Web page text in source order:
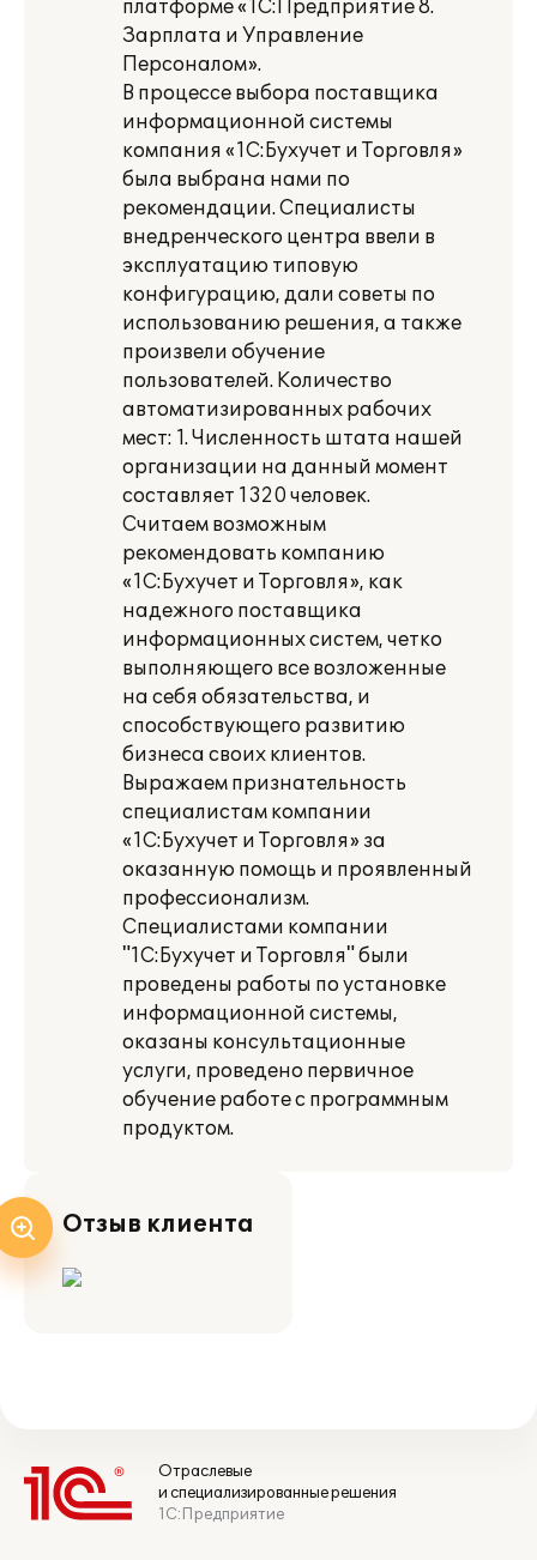
платформе «1С:Предприятие 8.
Зарплата и Управление
Персоналом».
В процессе выбора поставщика
информационной системы
компания «1С:Бухучет и Торговля»
была выбрана нами по
рекомендации. Специалисты
внедренческого центра ввели в
эксплуатацию типовую
конфигурацию, дали советы по
использованию решения, а также
произвели обучение
пользователей. Количество
автоматизированных рабочих
мест: 1. Численность штата нашей
организации на данный момент
составляет 1320 человек.
Считаем возможным
рекомендовать компанию
«1С:Бухучет и Торговля», как
надежного поставщика
информационных систем, четко
выполняющего все возложенные
на себя обязательства, и
способствующего развитию
бизнеса своих клиентов.
Выражаем признательность
специалистам компании
«1С:Бухучет и Торговля» за
оказанную помощь и проявленный
профессионализм.
Специалистами компании
"1С:Бухучет и Торговля" были
проведены работы по установке
информационной системы,
оказаны консультационные
услуги, проведено первичное
обучение работе с программным
продуктом.
Отзыв клиента
Отраслевые
и специализированные решения
1С:Предприятие